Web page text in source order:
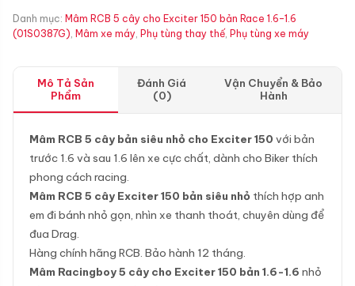
Danh mục: Mâm RCB 5 cây cho Exciter 150 bản Race 1.6-1.6
(01S0387G), Mâm xe máy, Phụ tùng thay thế, Phụ tùng xe máy
Mô Tả Sản
Phẩm
Đánh Giá
(0)
Vận Chuyển & Bảo
Hành
Mâm RCB 5 cây bản siêu nhỏ cho Exciter 150 với bản
trước 1.6 và sau 1.6 lên xe cực chất, dành cho Biker thích
phong cách racing.
Mâm RCB 5 cây Exciter 150 bản siêu nhỏ thích hợp anh
em đi bánh nhỏ gọn, nhìn xe thanh thoát, chuyên dùng để
đua Drag.
Hàng chính hãng RCB. Bảo hành 12 tháng.
Mâm Racingboy 5 cây cho Exciter 150 bản 1.6-1.6 nhỏ